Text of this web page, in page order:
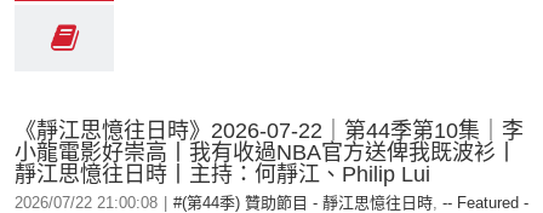
《靜江思憶往日時》2026-07-22｜第44季第10集｜李
小龍電影好崇高丨我有收過NBA官方送俾我既波衫丨
靜江思憶往日時丨主持：何靜江、Philip Lui
2026/07/22 21:00:08 #(第44季) 贊助節目 - 靜江思憶往日時, -- Featured -